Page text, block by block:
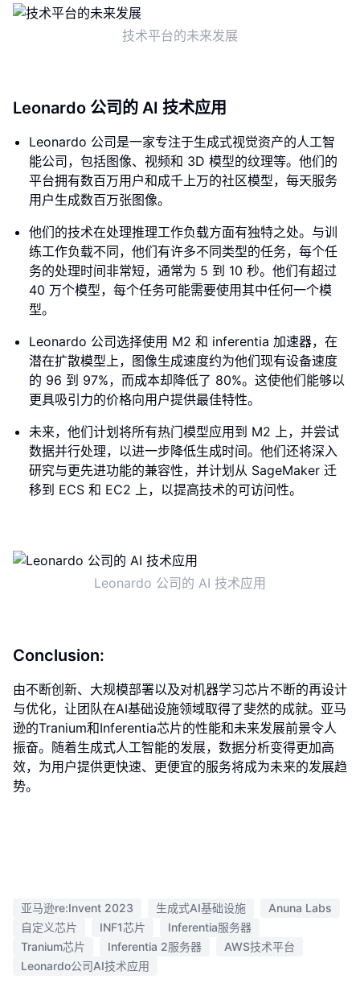
技术平台的未来发展
Leonardo 公司的 AI 技术应用
Leonardo 公司是一家专注于生成式视觉资产的人工智
能公司，包括图像、视频和 3D 模型的纹理等。他们的
平台拥有数百万用户和成千上万的社区模型，每天服务
用户生成数百万张图像。
他们的技术在处理推理工作负载方面有独特之处。与训
练工作负载不同，他们有许多不同类型的任务，每个任
务的处理时间非常短，通常为 5 到 10 秒。他们有超过
40 万个模型，每个任务可能需要使用其中任何一个模
型。
Leonardo 公司选择使用 M2 和 inferentia 加速器，在
潜在扩散模型上，图像生成速度约为他们现有设备速度
的 96 到 97%，而成本却降低了 80%。这使他们能够以
更具吸引力的价格向用户提供最佳特性。
未来，他们计划将所有热门模型应用到 M2 上，并尝试
数据并行处理，以进一步降低生成时间。他们还将深入
研究与更先进功能的兼容性，并计划从 SageMaker 迁
移到 ECS 和 EC2 上，以提高技术的可访问性。
Leonardo 公司的 AI 技术应用
Conclusion:
由不断创新、大规模部署以及对机器学习芯片不断的再设计
与优化，让团队在AI基础设施领域取得了斐然的成就。亚马
逊的Tranium和Inferentia芯片的性能和未来发展前景令人
振奋。随着生成式人工智能的发展，数据分析变得更加高
效，为用户提供更快速、更便宜的服务将成为未来的发展趋
势。
亚马逊re:Invent 2023 生成式AI基础设施
Anuna Labs
自定义芯片
INF1芯片
Inferentia服务器
Tranium芯片
Inferentia 2服务器
AWS技术平台
Leonardo公司AI技术应用